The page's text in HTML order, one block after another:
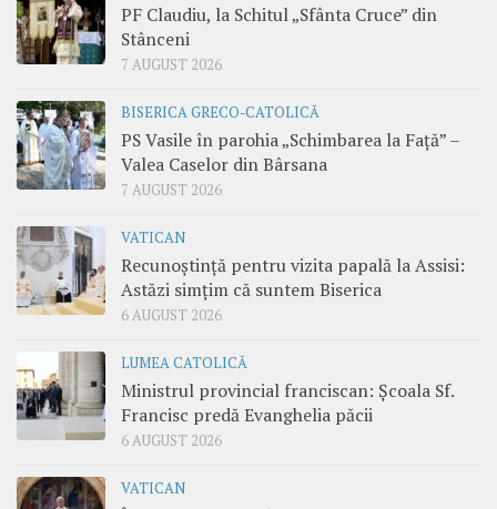
PF Claudiu, la Schitul „Sfânta Cruce” din
Stânceni
7 AUGUST 2026
BISERICA GRECO-CATOLICĂ
PS Vasile în parohia „Schimbarea la Față” –
Valea Caselor din Bârsana
7 AUGUST 2026
VATICAN
Recunoștință pentru vizita papală la Assisi:
Astăzi simțim că suntem Biserica
6 AUGUST 2026
LUMEA CATOLICĂ
Ministrul provincial franciscan: Școala Sf.
Francisc predă Evanghelia păcii
6 AUGUST 2026
VATICAN